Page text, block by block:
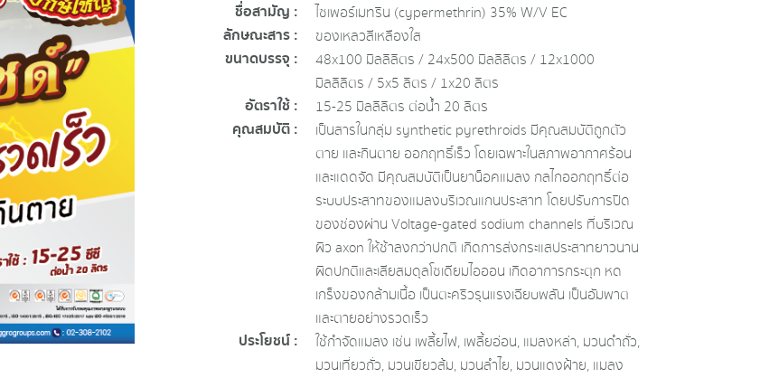
ชื่อสามัญ : ไซเพอร์เมทริน (cypermethrin) 35% W/V EC
ลักษณะสาร : ของเหลวสีเหลืองใส
ขนาดบรรจุ :
48x100 มิลลิลิตร / 24x500 มิลลิลิตร / 12x1000
มิลลิลิตร / 5x5 ลิตร / 1x20 ลิตร
อัตราใช้ : 15-25 มิลลิลิตร ต่อน้ำ 20 ลิตร
คุณสมบัติ :
เป็นสารในกลุ่ม synthetic pyrethroids มีคุณสมบัติถูกตัว
ตาย และกินตาย ออกฤทธิ์เร็ว โดยเฉพาะในสภาพอากาศร้อน
และแดดจัด มีคุณสมบัติเป็นยาน็อคแมลง กลไกออกฤทธิ์ต่อ
ระบบประสาทของแมลงบริเวณแกนประสาท โดยปรับการปิด
ของช่องผ่าน Voltage-gated sodium channels ที่บริเวณ
ผิว axon ให้ช้าลงกว่าปกติ เกิดการส่งกระแสประสาทยาวนาน
ผิดปกติและเสียสมดุลโซเดียมไอออน เกิดอาการกระตุก หด
เกร็งของกล้ามเนื้อ เป็นตะคริวรุนแรงเฉียบพลัน เป็นอัมพาต
และตายอย่างรวดเร็ว
ประโยชน์ :
ใช้กําจัดแมลง เช่น เพลี้ยไฟ, เพลี้ยอ่อน, แมลงหล่า, มวนดําถั่ว,
มวนเที่ยวถั่ว, มวนเขียวส้ม, มวนลําไย, มวนแดงฝ้าย, แมลง